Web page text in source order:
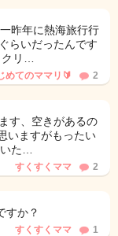
昨年に熱海旅行行
らいだったんです
リ…
めてのママリ🔰 2
す、空きがあるの
いますがもったい
た…
すくすくママ 2
すか？
すくすくママ 1